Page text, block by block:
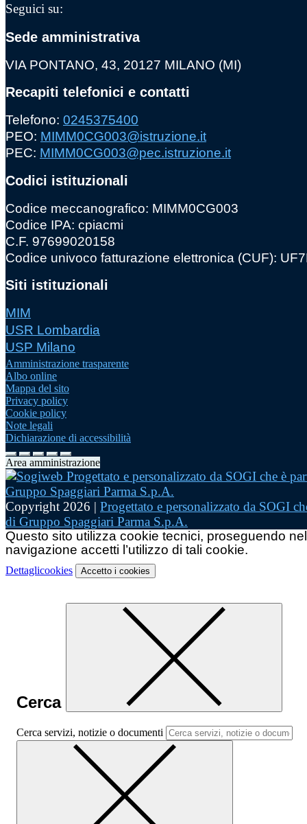
Seguici su:
Sede amministrativa
VIA PONTANO, 43, 20127 MILANO (MI)
Recapiti telefonici e contatti
Telefono: 0245375400
PEO: MIMM0CG003@istruzione.it
PEC: MIMM0CG003@pec.istruzione.it
Codici istituzionali
Codice meccanografico: MIMM0CG003
Codice IPA: cpiacmi
C.F. 97699020158
Codice univoco fatturazione elettronica (CUF):
Siti istituzionali
MIM
USR Lombardia
USP Milano
Amministrazione trasparente
Albo online
Mappa del sito
Privacy policy
Cookie policy
Note legali
Dichiarazione di accessibilità
Area amministrazione
Copyright 2026 | Progettato e personalizzato da SOGI
di Gruppo Spaggiari Parma S.p.A.
Questo sito utilizza cookie tecnici, proseguendo
navigazione accetti l’utilizzo di tali cookie.
Dettaglicookies Accetto i cookies
Cerca
Cerca servizi, notizie o documenti